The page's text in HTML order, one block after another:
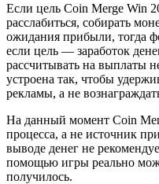
Если цель Coin Merge Win
расслабиться, собирать
ожидания прибыли, тогда
если цель — заработок
рассчитывать на выплаты
устроена так, чтобы
рекламы, а не
На данный момент Coin
процесса, а не источник
выводе денег не
помощью игры реально
получилось.